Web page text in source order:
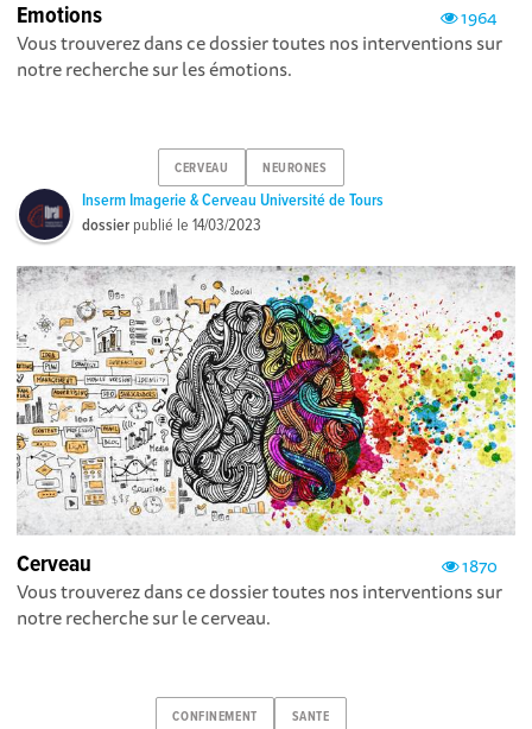
1964
Emotions
Vous trouverez dans ce dossier toutes nos interventions sur
notre recherche sur les émotions.
CERVEAU NEURONES
Inserm Imagerie & Cerveau Université de Tours
dossier publié le14/03/2023
1870
Cerveau
Vous trouverez dans ce dossier toutes nos interventions sur
notre recherche sur le cerveau.
CONFINEMENT SANTE